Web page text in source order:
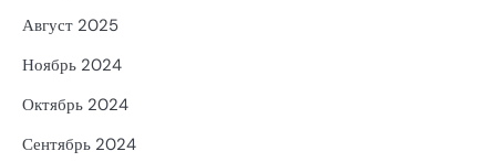
Август 2025
Ноябрь 2024
Октябрь 2024
Сентябрь 2024